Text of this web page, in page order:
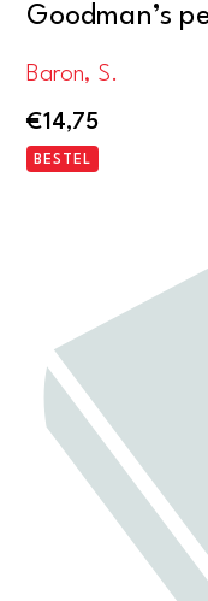
Goodman’s
Baron, S.
€14,75
BESTEL